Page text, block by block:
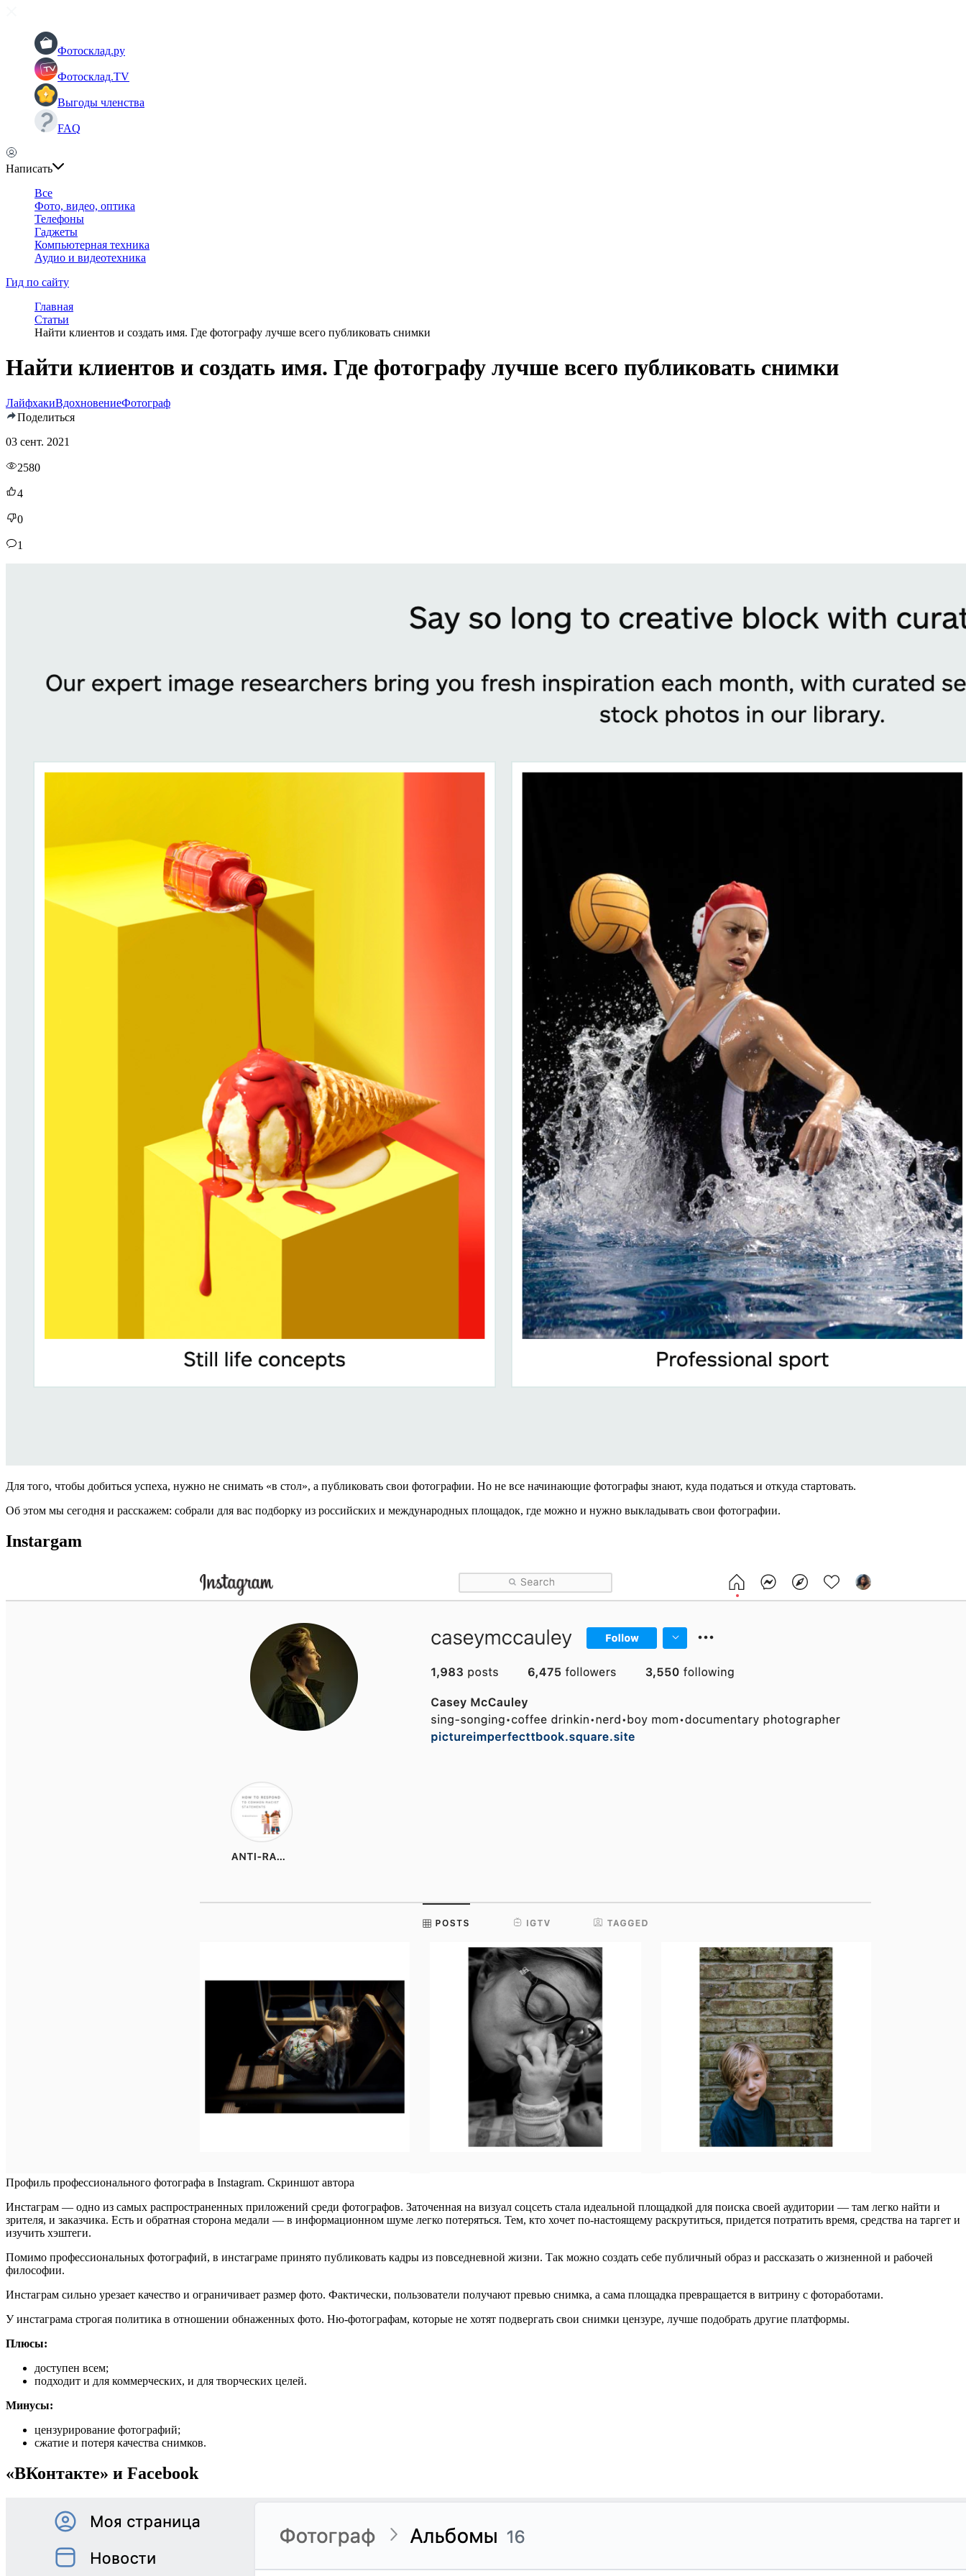
Фотосклад.ру
Фотосклад.TV
Выгоды членства
FAQ
Написать
Все
Фото, видео, оптика
Телефоны
Гаджеты
Компьютерная техника
Аудио и видеотехника
Гид по сайту
Главная
Статьи
Найти клиентов и создать имя. Где фотографу лучше всего публиковать снимки
Найти клиентов и создать имя. Где фотографу лучше всего публиковать снимки
ЛайфхакиВдохновениеФотограф
Поделиться
03 сент. 2021
2580
4
0
1
Для того, чтобы добиться успеха, нужно не снимать «в стол», а публиковать свои фотографии. Но не все начинающие фотографы знают, куда податься и откуда стартовать.
Об этом мы сегодня и расскажем: собрали для вас подборку из российских и международных площадок, где можно и нужно выкладывать свои фотографии.
Instargam
Профиль профессионального фотографа в Instagram. Скриншот автора
Инстаграм — одно из самых распространенных приложений среди фотографов. Заточенная на визуал соцсеть стала идеальной площадкой для поиска своей аудитории — там легко найти и
зрителя, и заказчика. Есть и обратная сторона медали — в информационном шуме легко потеряться. Тем, кто хочет по-настоящему раскрутиться, придется потратить время, средства на таргет и
изучить хэштеги.
Помимо профессиональных фотографий, в инстаграме принято публиковать кадры из повседневной жизни. Так можно создать себе публичный образ и рассказать о жизненной и рабочей
философии.
Инстаграм сильно урезает качество и ограничивает размер фото. Фактически, пользователи получают превью снимка, а сама площадка превращается в витрину с фотоработами.
У инстаграма строгая политика в отношении обнаженных фото. Ню-фотографам, которые не хотят подвергать свои снимки цензуре, лучше подобрать другие платформы.
Плюсы:
доступен всем;
подходит и для коммерческих, и для творческих целей.
Минусы:
цензурирование фотографий;
сжатие и потеря качества снимков.
«ВКонтакте» и Facebook